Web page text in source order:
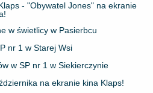
- "Obywatel Jones" na ekranie
w świetlicy w Pasierbcu
nr 1 w Starej Wsi
w SP nr 1 w Siekierczynie
na ekranie kina Klaps!